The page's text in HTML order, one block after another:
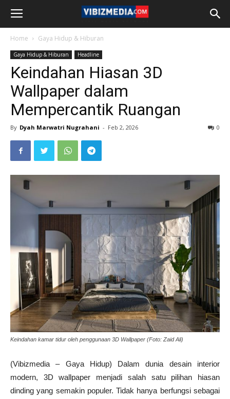
Home Gaya Hidup & Hiburan
Gaya Hidup & Hiburan Headline
Keindahan Hiasan 3D
Wallpaper dalam
Mempercantik Ruangan
By Dyah Marwatri Nugrahani - Feb 2, 2026 0
Keindahan kamar tidur oleh penggunaan 3D Wallpaper (Foto: Zaid Ali)
(Vibizmedia – Gaya Hidup) Dalam dunia desain interior
modern, 3D wallpaper menjadi salah satu pilihan hiasan
dinding yang semakin populer. Tidak hanya berfungsi sebagai